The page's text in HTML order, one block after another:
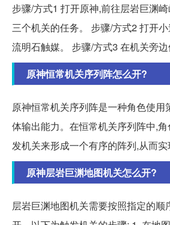
步骤/方式1 打开原神,前往层岩巨渊
三个机关的任务。 步骤/方式2 打开
流明石触媒。 步骤/方式3 在机关旁边
原神恒常机关序列阵怎么开?
原神恒常机关序列阵是一种角色使用
体输出能力。在恒常机关序列阵中,
发机关来形成一个有序的阵列,从而实
原神层岩巨渊地图机关怎么开?
层岩巨渊地图机关需要按照指定的顺